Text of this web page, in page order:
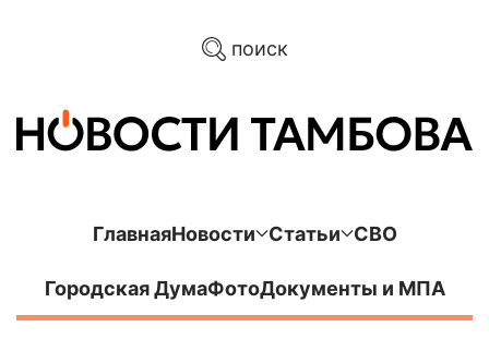
поиск
ГлавнаяНовости Статьи СВО
Городская ДумаФотоДокументы и МПА